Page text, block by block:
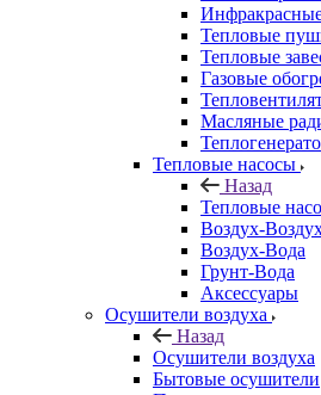
Тепловые
Тепловые
Газовые
Масляные
Тепловые насосы
Назад
Тепловые
Воздух-
Воздух-Вода
Грунт-Вода
Аксессуары
Осушители воздуха
Назад
Осушители воздуха
Бытовые осушители